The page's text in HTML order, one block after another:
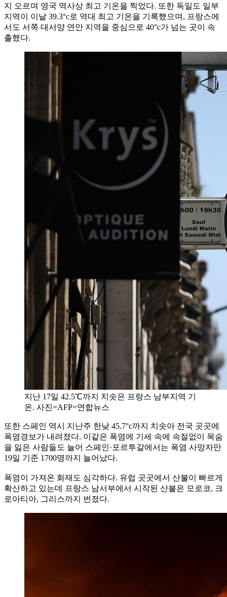
지 오르며 영국 역사상 최고 기온을 찍었다. 또한 독일도 일부
지역이 이날 39.3°c로 역대 최고 기온을 기록했으며, 프랑스에
서도 서쪽 대서양 연안 지역을 중심으로 40°c가 넘는 곳이 속
출했다.
지난 17일 42.5℃까지 치솟은 프랑스 남부지역 기
온. 사진=AFP=연합뉴스
또한 스페인 역시 지난주 한낮 45.7°c까지 치솟아 전국 곳곳에
폭염경보가 내려졌다. 이같은 폭염에 기세 속에 속절없이 목숨
을 잃은 사람들도 늘어 스페인·포르투갈에서는 폭염 사망자만
19일 기준 1700명까지 늘어났다.
폭염이 가져온 화재도 심각하다. 유럽 곳곳에서 산불이 빠르게
확산하고 있는데 프랑스 남서부에서 시작된 산불은 모로코, 크
로아티아, 그리스까지 번졌다.